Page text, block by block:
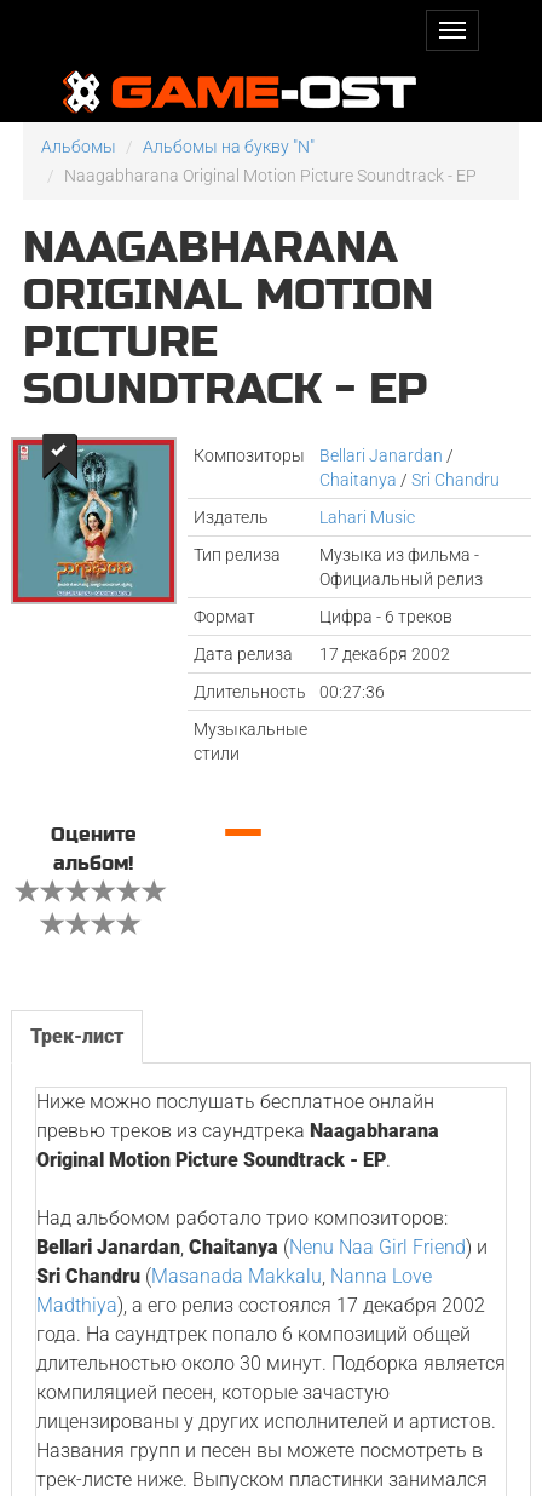
Альбомы
Альбомы на букву "N"
Naagabharana Original Motion Picture Soundtrack - EP
NAAGABHARANA
ORIGINAL MOTION
PICTURE
SOUNDTRACK - EP
Композиторы Bellari Janardan /
Chaitanya /Sri Chandru
Издатель
Lahari Music
Тип релиза
Музыка из фильма -
Официальный релиз
Формат
Цифра - 6 треков
Дата релиза
17 декабря 2002
Длительность
00:27:36
Музыкальные
стили
Оцените
альбом!
—
Трек-лист
Ниже можно послушать бесплатное онлайн
превью треков из саундтрека Naagabharana
Original Motion Picture Soundtrack - EP.
Над альбомом работало трио композиторов:
Bellari Janardan, Chaitanya (Nenu Naa Girl Friend) и
Sri Chandru(Masanada Makkalu, Nanna Love
Madthiya), а его релиз состоялся 17 декабря 2002
года. На саундтрек попало 6 композиций общей
длительностью около 30 минут. Подборка является
компиляцией песен, которые зачастую
лицензированы у других исполнителей и артистов.
Названия групп и песен вы можете посмотреть в
трек-листе ниже. Выпуском пластинки занимался